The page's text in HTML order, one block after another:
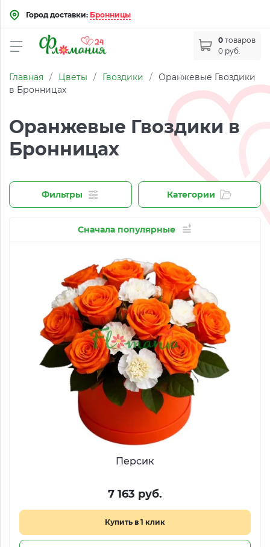
Город доставки: Бронницы
0 товаров
0 руб.
Главная / Цветы / Гвоздики / Оранжевые Гвоздики
в Бронницах
Оранжевые Гвоздики в
Бронницах
Фильтры Категории
Сначала популярные
Персик
7 163 руб.
Купить в 1 клик